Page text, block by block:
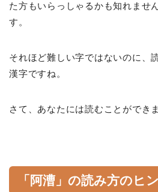
た方もいらっしゃるかも知れませ
す。
それほど難しい字ではないのに、
漢字ですね。
さて、あなたには読むことができ
「阿漕」の読み方のヒ